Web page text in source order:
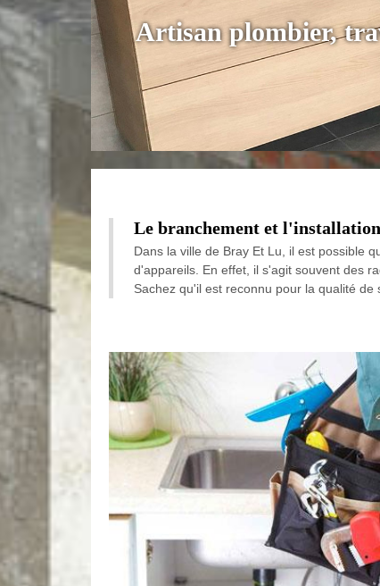
Artisan plombier,
Le branchement et
Dans la ville de Bray Et Lu, il est possible
d'appareils. En effet, il s'agit souvent des
Sachez qu'il est reconnu pour la qualité